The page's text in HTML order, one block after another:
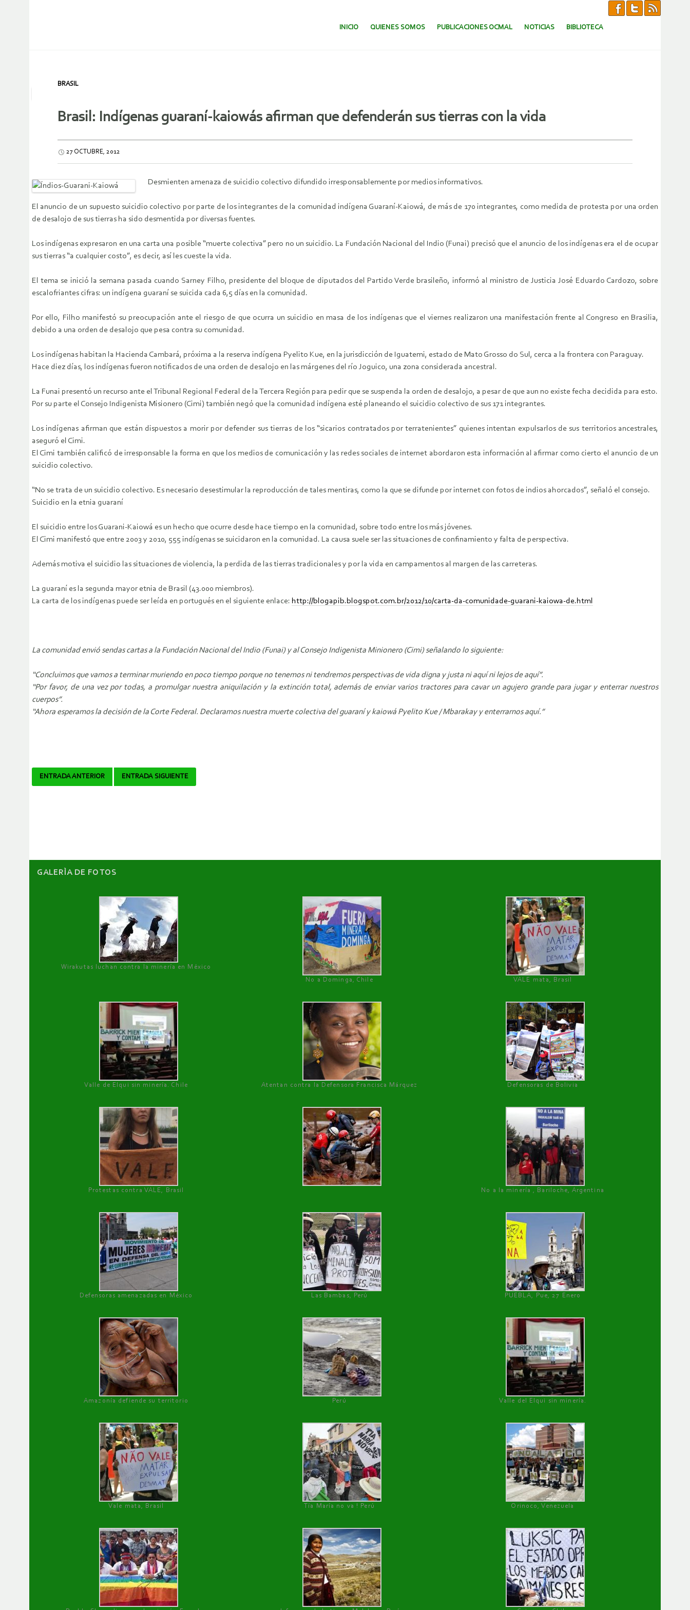
SALTAR AL CONTENIDO.
INICIO QUIENES SOMOS PUBLICACIONES OCMAL NOTICIAS BIBLIOTECA
BRASIL
Brasil: Indígenas guaraní-kaiowás afirman que defenderán sus tierras con la vida
27 OCTUBRE, 2012
Desmienten amenaza de suicidio colectivo difundido irresponsablemente por medios informativos.
El anuncio de un supuesto suicidio colectivo por parte de los integrantes de la comunidad indígena Guaraní-Kaiowá, de más de 170 integrantes, como medida de protesta por una orden
de desalojo de sus tierras ha sido desmentida por diversas fuentes.
Los indígenas expresaron en una carta una posible “muerte colectiva” pero no un suicidio. La Fundación Nacional del Indio (Funai) precisó que el anuncio de los indígenas era el de ocupar
sus tierras “a cualquier costo”, es decir, así les cueste la vida.
El tema se inició la semana pasada cuando Sarney Filho, presidente del bloque de diputados del Partido Verde brasileño, informó al ministro de Justicia José Eduardo Cardozo, sobre
escalofriantes cifras: un indígena guaraní se suicida cada 6,5 días en la comunidad.
Por ello, Filho manifestó su preocupación ante el riesgo de que ocurra un suicidio en masa de los indígenas que el viernes realizaron una manifestación frente al Congreso en Brasilia,
debido a una orden de desalojo que pesa contra su comunidad.
Los indígenas habitan la Hacienda Cambará, próxima a la reserva indígena Pyelito Kue, en la jurisdicción de Iguatemi, estado de Mato Grosso do Sul, cerca a la frontera con Paraguay.
Hace diez días, los indígenas fueron notificados de una orden de desalojo en las márgenes del río Joguico, una zona considerada ancestral.
La Funai presentó un recurso ante el Tribunal Regional Federal de la Tercera Región para pedir que se suspenda la orden de desalojo, a pesar de que aun no existe fecha decidida para esto.
Por su parte el Consejo Indigenista Misionero (Cimi) también negó que la comunidad indígena esté planeando el suicidio colectivo de sus 171 integrantes.
Los indígenas afirman que están dispuestos a morir por defender sus tierras de los “sicarios contratados por terratenientes” quienes intentan expulsarlos de sus territorios ancestrales,
aseguró el Cimi.
El Cimi también calificó de irresponsable la forma en que los medios de comunicación y las redes sociales de internet abordaron esta información al afirmar como cierto el anuncio de un
suicidio colectivo.
“No se trata de un suicidio colectivo. Es necesario desestimular la reproducción de tales mentiras, como la que se difunde por internet con fotos de indios ahorcados”, señaló el consejo.
Suicidio en la etnia guaraní
El suicidio entre los Guarani-Kaiowá es un hecho que ocurre desde hace tiempo en la comunidad, sobre todo entre los más jóvenes.
El Cimi manifestó que entre 2003 y 2010, 555 indígenas se suicidaron en la comunidad. La causa suele ser las situaciones de confinamiento y falta de perspectiva.
Además motiva el suicidio las situaciones de violencia, la perdida de las tierras tradicionales y por la vida en campamentos al margen de las carreteras.
La guaraní es la segunda mayor etnia de Brasil (43.000 miembros).
La carta de los indígenas puede ser leída en portugués en el siguiente enlace: http://blogapib.blogspot.com.br/2012/10/carta-da-comunidade-guarani-kaiowa-de.html
La comunidad envió sendas cartas a la Fundación Nacional del Indio (Funai) y al Consejo Indigenista Minionero (Cimi) señalando lo siguiente:
“Concluimos que vamos a terminar muriendo en poco tiempo porque no tenemos ni tendremos perspectivas de vida digna y justa ni aquí ni lejos de aquí”.
“Por favor, de una vez por todas, a promulgar nuestra aniquilación y la extinción total, además de enviar varios tractores para cavar un agujero grande para jugar y enterrar nuestros
cuerpos”.
“Ahora esperamos la decisión de la Corte Federal. Declaramos nuestra muerte colectiva del guaraní y kaiowá Pyelito Kue / Mbarakay y enterrarnos aquí.”
Navegador
ENTRADA ANTERIOR ENTRADA SIGUIENTE
GALERÌA DE FOTOS
Wirakutas luchan contra la minería en México
No a Dominga, Chile
VALE mata, Brasil
Valle de Elqui sin minería. Chile Atentan contra la Defensora Francisca Márquez Defensoras de Bolivia
Protestas contra VALE, Brasil No a la minería , Bariloche, Argentina
Defensoras amenazadas en México Las Bambas, Perú PUEBLA, Pue, 27 Enero
Amazonía defiende su territorio Perú Valle del Elqui sin minería.
Vale mata, Brasil Tía María no va ! Perú Orinoco, Venezuela